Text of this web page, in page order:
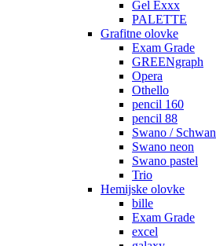
Gel Exxx
PALETTE
Grafitne olovke
Exam Grade
GREENgraph
Opera
Othello
pencil 160
pencil 88
Swano / Schwan
Swano neon
Swano pastel
Trio
Hemijske olovke
bille
Exam Grade
excel